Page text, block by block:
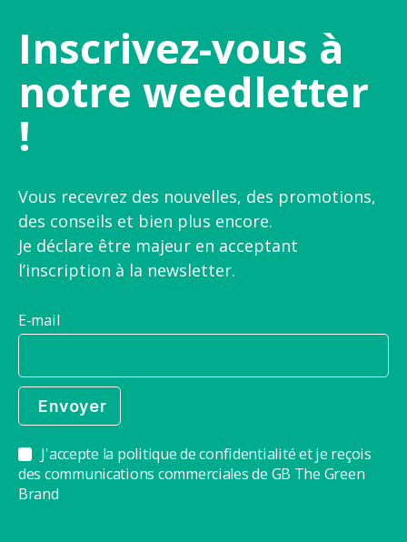
Inscrivez-vous à
notre weedletter
!
Vous recevrez des nouvelles, des promotions,
des conseils et bien plus encore.
Je déclare être majeur en acceptant
l’inscription à la newsletter.
E-mail
J'accepte la politique de confidentialité et je reçois
des communications commerciales de GB The Green
Brand